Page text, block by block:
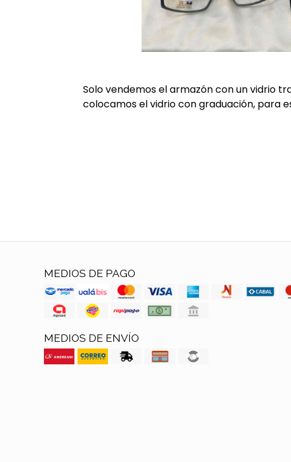
Solo vendemos el armazón con un vidrio
colocamos el vidrio con graduación, para
MEDIOS DE PAGO
MEDIOS DE ENVÍO